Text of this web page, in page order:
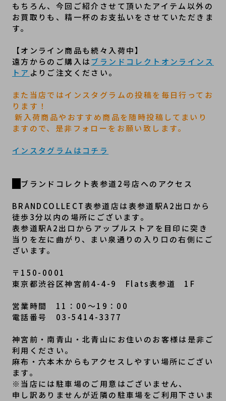
もちろん、今回ご紹介させて頂いたアイテム以外の
お買取りも、精一杯のお支払いをさせていただきま
す。
【オンライン商品も続々入荷中】
遠方からのご購入はブランドコレクトオンラインス
トア よりご注文ください。
また当店ではインスタグラムの投稿を毎日行ってお
ります！
新入荷商品やおすすめ商品を随時投稿してまいり
ますので、是非フォローをお願い致します。
インスタグラムはコチラ
ブランドコレクト表参道2号店へのアクセス
BRANDCOLLECT表参道店は表参道駅A2出口から
徒歩3分以内の場所にございます。
表参道駅A2出口からアップルストアを目印に突き
当りを左に曲がり、まい泉通りの入り口の右側にご
ざいます。
〒150-0001
東京都渋谷区神宮前4-4-9　Flats表参道　1F
営業時間　11：00～19：00
電話番号　03-5414-3377
神宮前・南青山・北青山にお住いのお客様は是非ご
利用ください。
麻布・六本木からもアクセスしやすい場所にござい
ます。
※当店には駐車場のご用意はございません、
申し訳ありませんが近隣の駐車場をご利用下さいま